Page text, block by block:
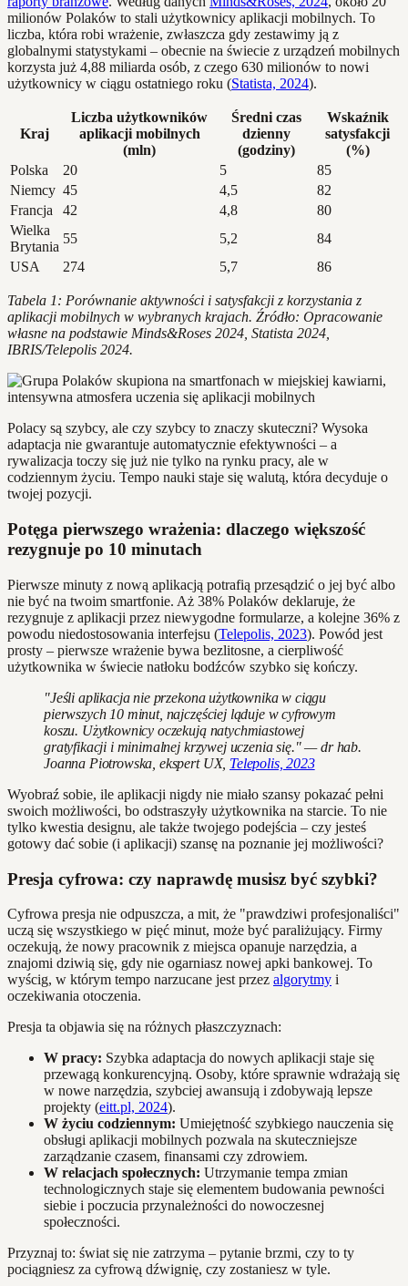
milionów Polaków to stali użytkownicy aplikacji mobilnych. To
liczba, która robi wrażenie, zwłaszcza gdy zestawimy ją z
globalnymi statystykami – obecnie na świecie z urządzeń mobilnych
korzysta już 4,88 miliarda osób, z czego 630 milionów to nowi
użytkownicy w ciągu ostatniego roku (Statista, 2024).
Kraj
Liczba użytkowników
aplikacji mobilnych
(mln)
Średni czas
dzienny
(godziny)
Wskaźnik
satysfakcji
(%)
Polska
20 5
85
Niemcy 45 4,5
82
Francja
42 4,8
80
Wielka
Brytania
55 5,2
84
USA
274 5,7 86
Tabela 1: Porównanie aktywności i satysfakcji z korzystania z
aplikacji mobilnych w wybranych krajach. Źródło: Opracowanie
własne na podstawie Minds&Roses 2024, Statista 2024,
IBRIS/Telepolis 2024.
Polacy są szybcy, ale czy szybcy to znaczy skuteczni? Wysoka
adaptacja nie gwarantuje automatycznie efektywności – a
rywalizacja toczy się już nie tylko na rynku pracy, ale w
codziennym życiu. Tempo nauki staje się walutą, która decyduje o
twojej pozycji.
Potęga pierwszego wrażenia: dlaczego większość
rezygnuje po 10 minutach
Pierwsze minuty z nową aplikacją potrafią przesądzić o jej być albo
nie być na twoim smartfonie. Aż 38% Polaków deklaruje, że
rezygnuje z aplikacji przez niewygodne formularze, a kolejne 36% z
powodu niedostosowania interfejsu (Telepolis, 2023). Powód jest
prosty – pierwsze wrażenie bywa bezlitosne, a cierpliwość
użytkownika w świecie natłoku bodźców szybko się kończy.
"Jeśli aplikacja nie przekona użytkownika w ciągu
pierwszych 10 minut, najczęściej ląduje w cyfrowym
koszu. Użytkownicy oczekują natychmiastowej
gratyfikacji i minimalnej krzywej uczenia się." — dr hab.
Joanna Piotrowska, ekspert UX, Telepolis, 2023
Wyobraź sobie, ile aplikacji nigdy nie miało szansy pokazać pełni
swoich możliwości, bo odstraszyły użytkownika na starcie. To nie
tylko kwestia designu, ale także twojego podejścia – czy jesteś
gotowy dać sobie (i aplikacji) szansę na poznanie jej możliwości?
Presja cyfrowa: czy naprawdę musisz być szybki?
Cyfrowa presja nie odpuszcza, a mit, że "prawdziwi profesjonaliści"
uczą się wszystkiego w pięć minut, może być paraliżujący. Firmy
oczekują, że nowy pracownik z miejsca opanuje narzędzia, a
znajomi dziwią się, gdy nie ogarniasz nowej apki bankowej. To
wyścig, w którym tempo narzucane jest przez algorytmy i
oczekiwania otoczenia.
Presja ta objawia się na różnych płaszczyznach:
W pracy: Szybka adaptacja do nowych aplikacji staje się
przewagą konkurencyjną. Osoby, które sprawnie wdrażają się
w nowe narzędzia, szybciej awansują i zdobywają lepsze
projekty (eitt.pl, 2024).
W życiu codziennym: Umiejętność szybkiego nauczenia się
obsługi aplikacji mobilnych pozwala na skuteczniejsze
zarządzanie czasem, finansami czy zdrowiem.
W relacjach społecznych: Utrzymanie tempa zmian
technologicznych staje się elementem budowania pewności
siebie i poczucia przynależności do nowoczesnej
społeczności.
Przyznaj to: świat się nie zatrzyma – pytanie brzmi, czy to ty
pociągniesz za cyfrową dźwignię, czy zostaniesz w tyle.